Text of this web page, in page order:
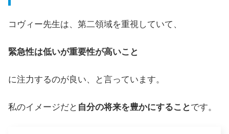
コヴィー先生は、第二領域を重視していて、
緊急性は低いが重要性が高いこと
に注力するのが良い、と言っています。
私のイメージだと 自分の将来を豊かにすること です。